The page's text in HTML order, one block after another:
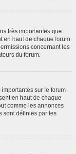
très importantes que
en haut de chaque forum
concernant les
du forum.
sur le forum
en haut de chaque
comme les annonces
sont définies par les